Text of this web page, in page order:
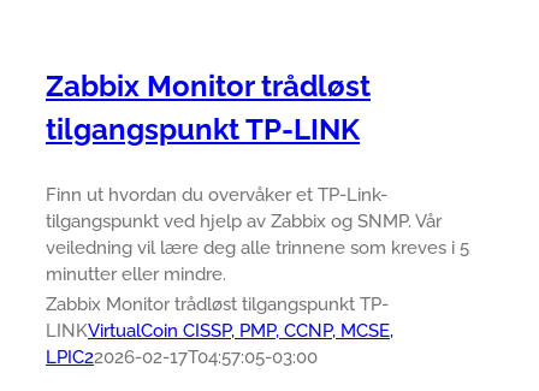
Zabbix Monitor trådløst
tilgangspunkt TP-LINK
Finn ut hvordan du overvåker et TP-Link-
tilgangspunkt ved hjelp av Zabbix og SNMP. Vår
veiledning vil lære deg alle trinnene som kreves i 5
minutter eller mindre.
Zabbix Monitor trådløst tilgangspunkt TP-
LINKVirtualCoin CISSP, PMP, CCNP, MCSE,
LPIC22026-02-17T04:57:05-03:00